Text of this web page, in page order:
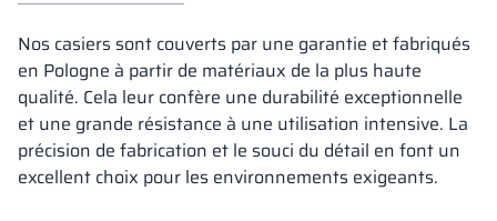
Nos casiers sont couverts par une garantie et fabriqués
en Pologne à partir de matériaux de la plus haute
qualité. Cela leur confère une durabilité exceptionnelle
et une grande résistance à une utilisation intensive. La
précision de fabrication et le souci du détail en font un
excellent choix pour les environnements exigeants.